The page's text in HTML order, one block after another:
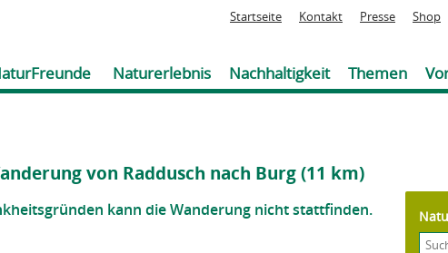
Jump to navigation
Startseite Kontakt Presse Shop
Naturerlebnis Nachhaltigkeit Themen
von Raddusch nach Burg (11 km)
kann die Wanderung nicht stattfinden.